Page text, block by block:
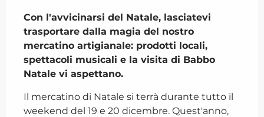
Con l'avvicinarsi del Natale, lasciatevi
trasportare dalla magia del nostro
mercatino artigianale: prodotti locali,
spettacoli musicali e la visita di Babbo
Natale vi aspettano.
Il mercatino di Natale si terrà durante tutto il
weekend del 19 e 20 dicembre. Quest'anno,